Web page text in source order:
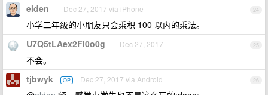
24
elden Dec 27, 2017 via iPhone
小学二年级的小朋友只会乘积 100 以内的乘法。
25
U7Q5tLAex2FI0o0g Dec 27, 2017
不会。
26
tjbwyk OP Dec 27, 2017 via Android